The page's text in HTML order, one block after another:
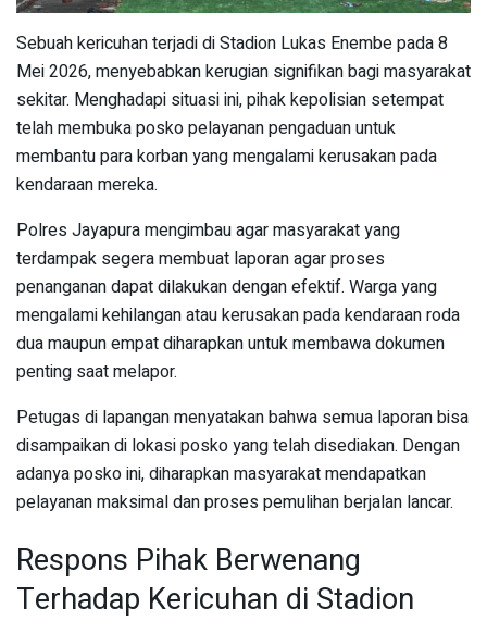
Sebuah kericuhan terjadi di Stadion Lukas Enembe pada 8
Mei 2026, menyebabkan kerugian signifikan bagi masyarakat
sekitar. Menghadapi situasi ini, pihak kepolisian setempat
telah membuka posko pelayanan pengaduan untuk
membantu para korban yang mengalami kerusakan pada
kendaraan mereka.
Polres Jayapura mengimbau agar masyarakat yang
terdampak segera membuat laporan agar proses
penanganan dapat dilakukan dengan efektif. Warga yang
mengalami kehilangan atau kerusakan pada kendaraan roda
dua maupun empat diharapkan untuk membawa dokumen
penting saat melapor.
Petugas di lapangan menyatakan bahwa semua laporan bisa
disampaikan di lokasi posko yang telah disediakan. Dengan
adanya posko ini, diharapkan masyarakat mendapatkan
pelayanan maksimal dan proses pemulihan berjalan lancar.
Respons Pihak Berwenang
Terhadap Kericuhan di Stadion